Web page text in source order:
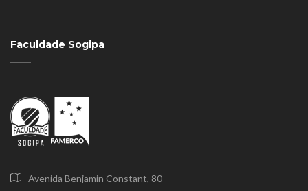
Faculdade Sogipa
Avenida Benjamin Constant, 80